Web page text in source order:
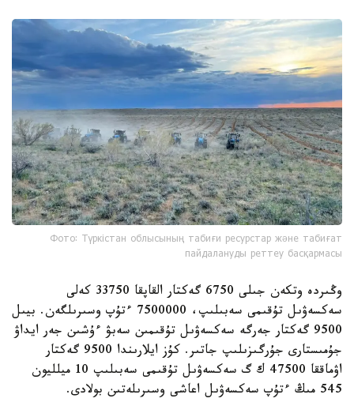
Фото: Түркістан облысының табиғи ресурстар және табиғат
пайдалануды реттеу басқармасы
وڭىردە وتكەن جىلى 6750 گەكتار القاپقا 33750 كەلى
سەكسەۋىل تۇقىمى سەبىلىپ، 7500000 ءتۇپ وسىرىلگەن. بيىل
9500 گەكتار جەرگە سەكسەۋىل تۇقىمىن سەبۋ ءۇشىن جەر ايداۋ
جۇمىستارى جۇرگىزىلىپ جاتىر. كۇز ايلارىندا 9500 گەكتار
اۋماققا 47500 ك گ سەكسەۋىل تۇقىمى سەبىلىپ 10 ميلليون
545 مىڭ ءتۇپ سەكسەۋىل اعاشى وسىرىلەتىن بولادى.